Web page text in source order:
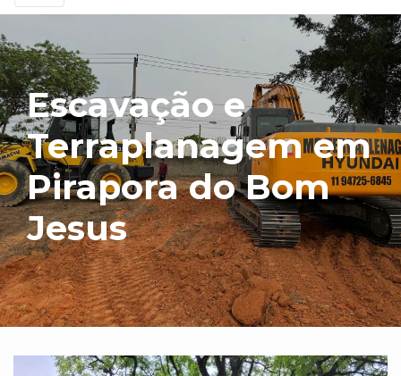
Escavação e
Terraplanagem em
Pirapora do Bom
Jesus